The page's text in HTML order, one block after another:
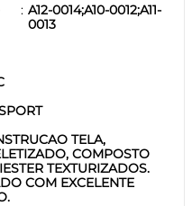
A12-0014;A10-0012;A11-
0013
TELA,
COMPOSTO
TEXTURIZADOS.
COM EXCELENTE